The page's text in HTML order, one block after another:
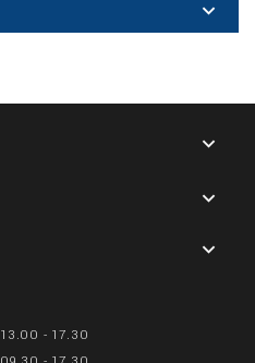




13.00 - 17.30